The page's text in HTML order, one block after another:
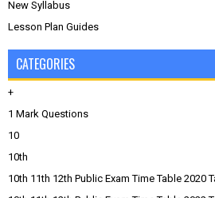
New Syllabus
Lesson Plan Guides
CATEGORIES
+
1 Mark Questions
10
10th
10th 11th 12th Public Exam Time Table 2020